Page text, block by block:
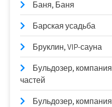
Баня, Баня
Барская усадьба
Бруклин, VIP-сауна
Бульдозер,
частей
Бульдозер,